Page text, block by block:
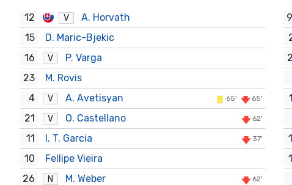
12 V
A. Horvath
15
D. Maric-Bjekic
16
V
P. Varga
23
M. Rovis
4
V A. Avetisyan 65' 65'
21 V O. Castellano 62'
11 I. T. Garcia 37'
10
Fellipe Vieira
26
N M. Weber 62'